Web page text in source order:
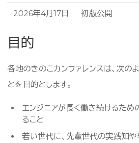
2026年4月17日 初版公開
目的
各地のきのこカンファレンスは、次の
とを目的とします。
エンジニアが長く働き続けるた
ること
若い世代に、先輩世代の実践知